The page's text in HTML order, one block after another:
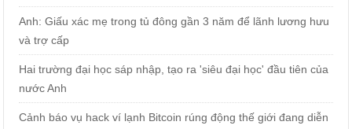
Anh: Giấu xác mẹ trong tủ đông gần 3 năm để lãnh lương hưu
và trợ cấp
Hai trường đại học sáp nhập, tạo ra 'siêu đại học' đầu tiên của
nước Anh
Cảnh báo vụ hack ví lạnh Bitcoin rúng động thế giới đang diễn